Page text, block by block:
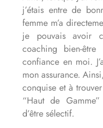
j’étais entre de
femme m’a
je pouvais avoir
coaching bien-
confiance en moi.
mon assurance.
conquise et à
“Haut de
d’être sélectif.